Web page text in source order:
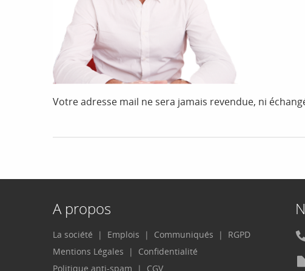
Votre adresse mail ne sera jamais revendue, ni
A propos
La société Emplois Communiqués
RGPD
Mentions Légales
Confidentialité
Politique anti-spam
CGV